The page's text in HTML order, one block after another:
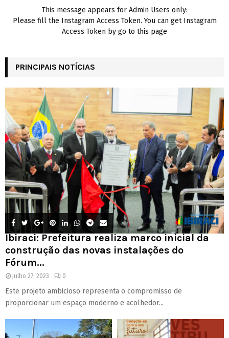
This message appears for Admin Users only:
Please fill the Instagram Access Token. You can get Instagram
Access Token by go to this page
PRINCIPAIS NOTÍCIAS
Ibiraci: Prefeitura realiza marco inicial da
construção das novas instalações do
Fórum...
julho 27, 2023 0
Este projeto ambicioso representa o compromisso de
proporcionar um espaço moderno e acolhedor...